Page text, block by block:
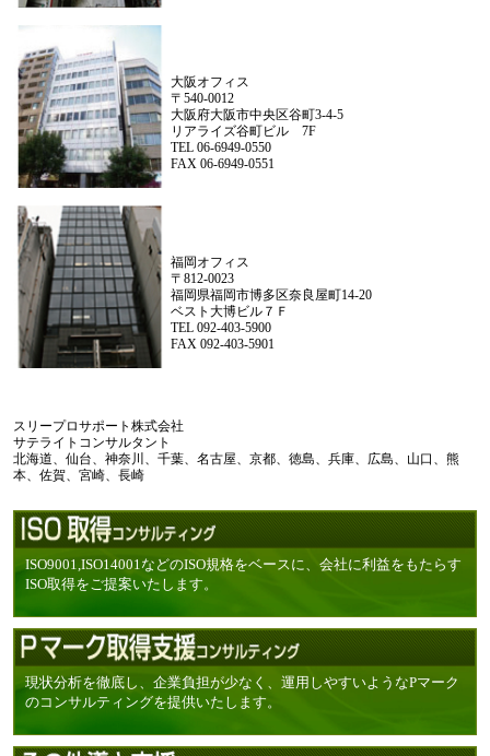
大阪オフィス
〒540-0012
大阪府大阪市中央区谷町3-4-5
リアライズ谷町ビル 7F
TEL 06-6949-0550
FAX 06-6949-0551
福岡オフィス
〒812-0023
福岡県福岡市博多区奈良屋町14-20
ベスト大博ビル７Ｆ
TEL 092-403-5900
FAX 092-403-5901
スリープロサポート株式会社
サテライトコンサルタント
北海道、仙台、神奈川、千葉、名古屋、京都、徳島、兵庫、広島、山口、熊
本、佐賀、宮崎、長崎
ISO9001,ISO14001などのISO規格をベースに、会社に利益をもたらす
ISO取得をご提案いたします。
現状分析を徹底し、企業負担が少なく、運用しやすいようなPマーク
のコンサルティングを提供いたします。